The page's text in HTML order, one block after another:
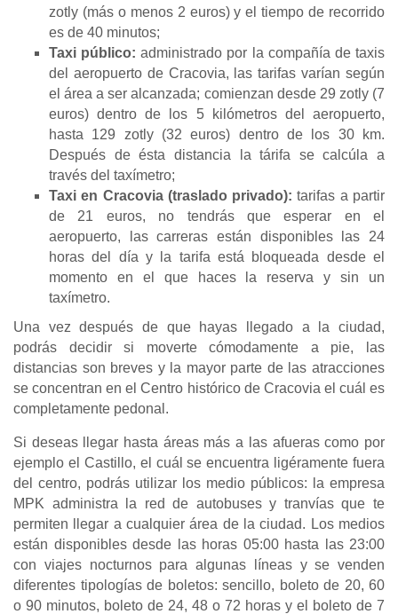
zotly (más o menos 2 euros) y el tiempo de recorrido
es de 40 minutos;
Taxi público: administrado por la compañía de taxis
del aeropuerto de Cracovia, las tarifas varían según
el área a ser alcanzada; comienzan desde 29 zotly (7
euros) dentro de los 5 kilómetros del aeropuerto,
hasta 129 zotly (32 euros) dentro de los 30 km.
Después de ésta distancia la tárifa se calcúla a
través del taxímetro;
Taxi en Cracovia (traslado privado): tarifas a partir
de 21 euros, no tendrás que esperar en el
aeropuerto, las carreras están disponibles las 24
horas del día y la tarifa está bloqueada desde el
momento en el que haces la reserva y sin un
taxímetro.
Una vez después de que hayas llegado a la ciudad,
podrás decidir si moverte cómodamente a pie, las
distancias son breves y la mayor parte de las atracciones
se concentran en el Centro histórico de Cracovia el cuál es
completamente pedonal.
Si deseas llegar hasta áreas más a las afueras como por
ejemplo el Castillo, el cuál se encuentra ligéramente fuera
del centro, podrás utilizar los medio públicos: la empresa
MPK administra la red de autobuses y tranvías que te
permiten llegar a cualquier área de la ciudad. Los medios
están disponibles desde las horas 05:00 hasta las 23:00
con viajes nocturnos para algunas líneas y se venden
diferentes tipologías de boletos: sencillo, boleto de 20, 60
o 90 minutos, boleto de 24, 48 o 72 horas y el boleto de 7